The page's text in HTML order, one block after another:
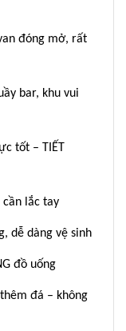
đóng mở, rất
bar, khu vui
tốt – TIẾT
cần lắc tay
dễ dàng vệ sinh
đồ uống
đá – không